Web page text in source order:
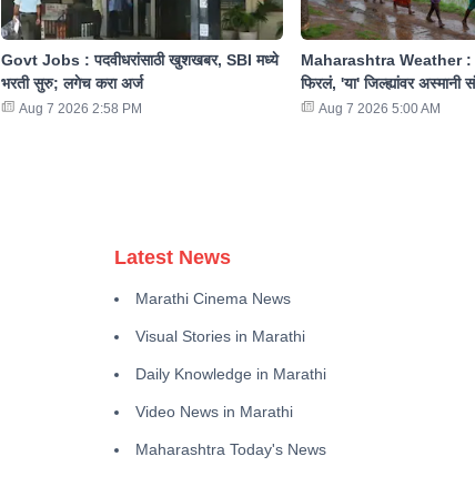
Govt Jobs : पदवीधरांसाठी खुशखबर, SBI मध्ये
भरती सुरु; लगेच करा अर्ज
Aug 7 2026 2:58 PM
Maharashtra Weather :
फिरलं, 'या' जिल्ह्यांवर अस्मानी
Aug 7 2026 5:00 AM
Latest News
Marathi Cinema News
Visual Stories in Marathi
Daily Knowledge in Marathi
Video News in Marathi
Maharashtra Today's News